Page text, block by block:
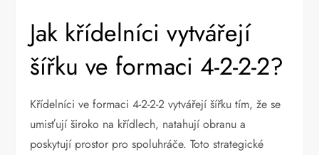
Jak křídelníci vytvářejí
šířku ve formaci 4-2-2-2?
Křídelníci ve formaci 4-2-2-2 vytvářejí šířku tím, že se
umisťují široko na křídlech, natahují obranu a
poskytují prostor pro spoluhráče. Toto strategické